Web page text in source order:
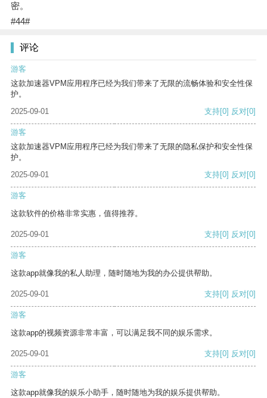
密。
#44#
评论
游客
这款加速器VPM应用程序已经为我们带来了无限的流畅体验和安全性保
护。
2025-09-01
支持[0] 反对[0]
游客
这款加速器VPM应用程序已经为我们带来了无限的隐私保护和安全性保
护。
2025-09-01
支持[0] 反对[0]
游客
这款软件的价格非常实惠，值得推荐。
2025-09-01 支持[0] 反对[0]
游客
这款app就像我的私人助理，随时随地为我的办公提供帮助。
2025-09-01 支持[0] 反对[0]
游客
这款app的视频资源非常丰富，可以满足我不同的娱乐需求。
2025-09-01 支持[0] 反对[0]
游客
这款app就像我的娱乐小助手，随时随地为我的娱乐提供帮助。